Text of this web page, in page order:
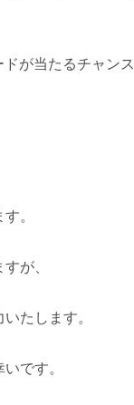
が当たるチャン
。
が、
たします。
です。